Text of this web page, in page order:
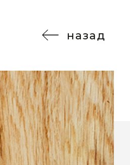
назад